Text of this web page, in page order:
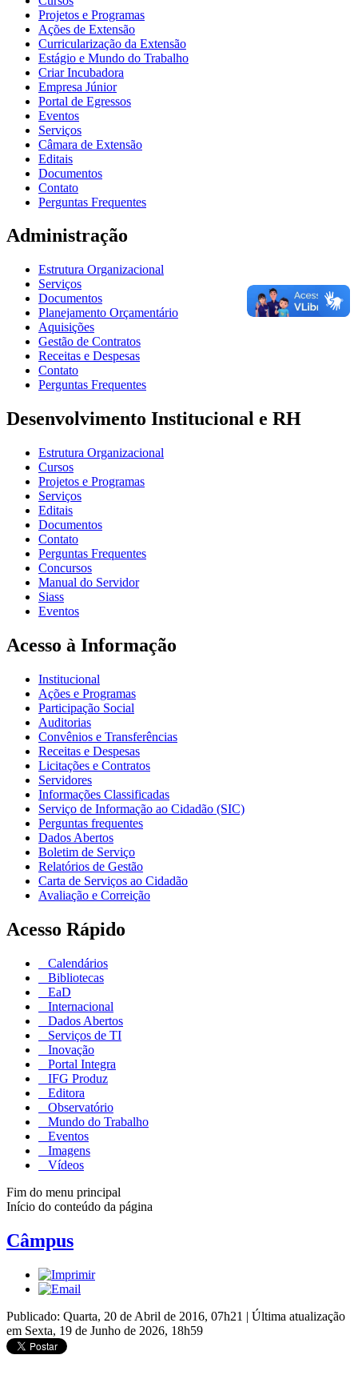
Projetos e Programas
Ações de Extensão
Curricularização da Extensão
Estágio e Mundo do Trabalho
Criar Incubadora
Empresa Júnior
Portal de Egressos
Eventos
Serviços
Câmara de Extensão
Editais
Documentos
Contato
Perguntas Frequentes
Administração
Estrutura Organizacional
Serviços
Documentos
Planejamento Orçamentário
Aquisições
Gestão de Contratos
Receitas e Despesas
Contato
Perguntas Frequentes
Desenvolvimento Institucional e RH
Estrutura Organizacional
Cursos
Projetos e Programas
Serviços
Editais
Documentos
Contato
Perguntas Frequentes
Concursos
Manual do Servidor
Siass
Eventos
Acesso à Informação
Institucional
Ações e Programas
Participação Social
Auditorias
Convênios e Transferências
Receitas e Despesas
Licitações e Contratos
Servidores
Informações Classificadas
Serviço de Informação ao Cidadão (SIC)
Perguntas frequentes
Dados Abertos
Boletim de Serviço
Relatórios de Gestão
Carta de Serviços ao Cidadão
Avaliação e Correição
Acesso Rápido
Calendários
Bibliotecas
EaD
Internacional
Dados Abertos
Serviços de TI
Inovação
Portal Integra
IFG Produz
Editora
Observatório
Mundo do Trabalho
Eventos
Imagens
Vídeos
Fim do menu principal
Início do conteúdo da página
Câmpus
Publicado: Quarta, 20 de Abril de 2016, 07h21 | Última atualização
em Sexta, 19 de Junho de 2026, 18h59